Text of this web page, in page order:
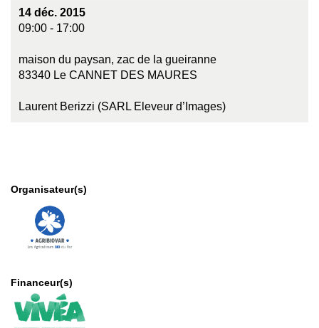
14 déc. 2015
09:00 - 17:00
maison du paysan, zac de la gueiranne
83340 Le CANNET DES MAURES
Laurent Berizzi (SARL Eleveur d’Images)
Organisateur(s)
Financeur(s)